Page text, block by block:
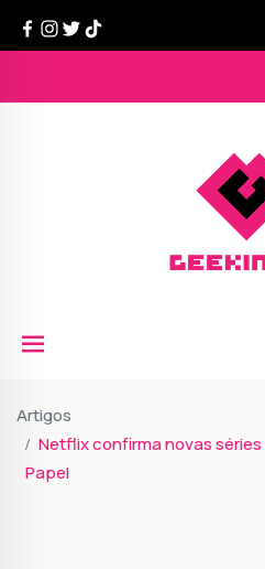
Artigos
Netflix confirma novas séries
Papel